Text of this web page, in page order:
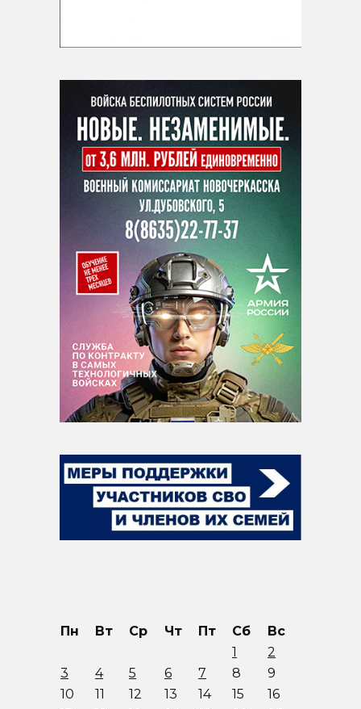
Пн Вт Ср Чт Пт Сб
Вс
1
2
3
4 5 6 7 8
9
10
11 12 13 14 15
16